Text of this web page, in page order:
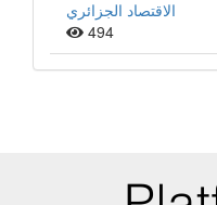
الاقتصاد الجزائري
494